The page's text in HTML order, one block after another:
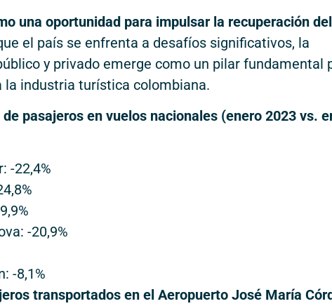
una oportunidad para impulsar la recuperación del
el país se enfrenta a desafíos significativos, la
y privado emerge como un pilar fundamental
industria turística colombiana.
pasajeros en vuelos nacionales (enero 2023 vs.
-22,4%
-20,9%
-8,1%
transportados en el Aeropuerto José María